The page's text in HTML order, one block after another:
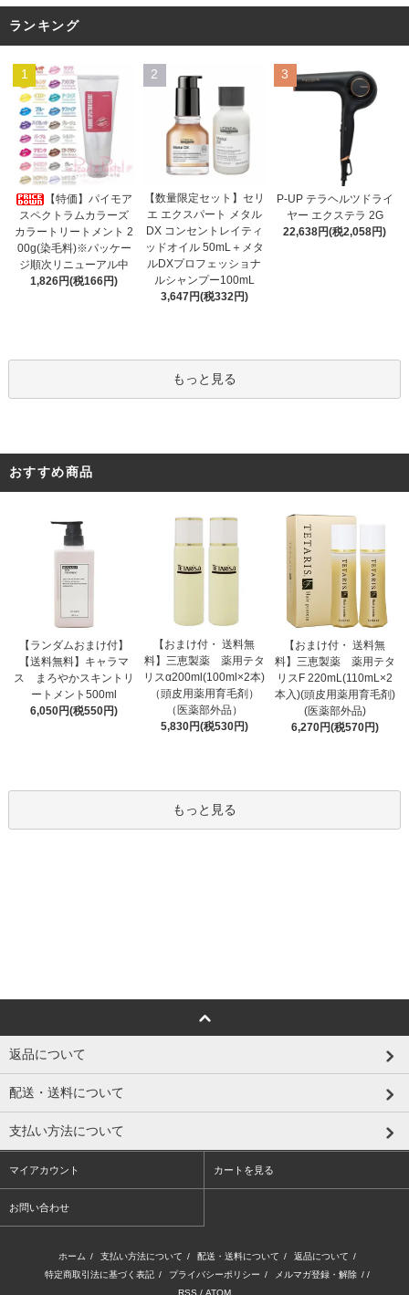
ランキング
1
【特価】パイモア
スペクトラムカラーズ
カラートリートメント 2
00g(染毛料)※パッケー
ジ順次リニューアル中
1,826円(税166円)
2
【数量限定セット】セリ
エ エクスパート メタル
DX コンセントレイティ
ッドオイル 50mL＋メタ
ルDXプロフェッショナ
ルシャンプー100mL
3,647円(税332円)
3
P-UP テラヘルツドライ
ヤー エクステラ 2G
22,638円(税2,058円)
もっと見る
おすすめ商品
【ランダムおまけ付】
【送料無料】キャラマ
ス まろやかスキントリ
ートメント500ml
6,050円(税550円)
【おまけ付・ 送料無
料】三恵製薬 薬用テタ
リスα200ml(100ml×2本)
（頭皮用薬用育毛剤）
（医薬部外品）
5,830円(税530円)
【おまけ付・ 送料無
料】三恵製薬 薬用テタ
リスF 220mL(110mL×2
本入)(頭皮用薬用育毛剤)
(医薬部外品)
6,270円(税570円)
もっと見る
返品について
配送・送料について
支払い方法について
マイアカウント カートを見る
お問い合わせ
ホーム / 支払い方法について / 配送・送料について / 返品について /
特定商取引法に基づく表記 / プライバシーポリシー / メルマガ登録・解除 / /
RSS / ATOM